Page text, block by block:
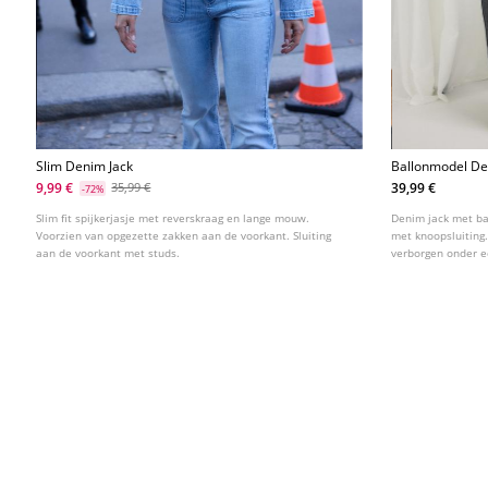
Slim Denim Jack
9,99 €
-72% 35,99 €
Slim fit spijkerjasje met reverskraag en lange mouw.
Voorzien van opgezette zakken aan de voorkant. Sluiting
aan de voorkant met studs.
Ballonmodel
39,99 €
Denim jack met
met
verborgen onder